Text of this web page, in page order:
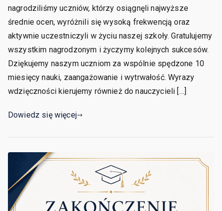
nagrodziliśmy uczniów, którzy osiągnęli najwyższe
średnie ocen, wyróżnili się wysoką frekwencją oraz
aktywnie uczestniczyli w życiu naszej szkoły. Gratulujemy
wszystkim nagrodzonym i życzymy kolejnych sukcesów.
Dziękujemy naszym uczniom za wspólnie spędzone 10
miesięcy nauki, zaangażowanie i wytrwałość. Wyrazy
wdzięczności kierujemy również do nauczycieli […]
Dowiedz się więcej